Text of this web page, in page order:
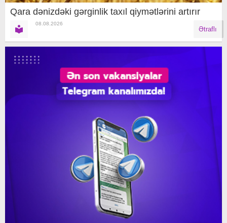
Qara dənizdəki gərginlik taxıl qiymətlərini artırır
08.08.2026
Ətraflı